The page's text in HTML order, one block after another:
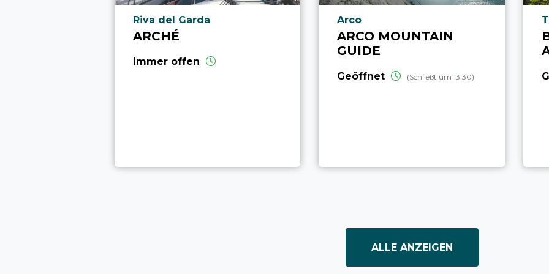
aria.poi_location_prefix
Riva del Garda
ARCHÉ
immer offen
aria.poi_location_prefix
Arco
ARCO MOUNTAIN
GUIDE
Geöffnet (Schließt um 13:30)
ALLE ANZEIGEN